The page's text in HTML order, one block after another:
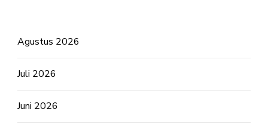
Agustus 2026
Juli 2026
Juni 2026